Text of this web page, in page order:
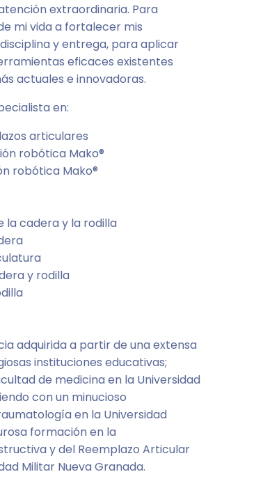
extraordinaria. Para
mi vida a fortalecer mis
y entrega, para aplicar
eficaces existentes
actuales e innovadoras.
en:
articulares
robótica Mako®
robótica Mako®
la cadera y la rodilla
y rodilla
adquirida a partir de una extensa
instituciones educativas;
de medicina en la Universidad
con un minucioso
en la Universidad
formación en la
y del Reemplazo Articular
Militar Nueva Granada.